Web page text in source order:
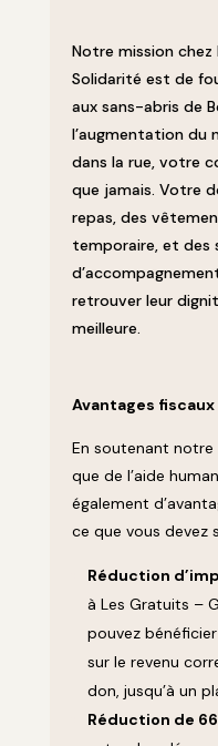
Notre mission
Solidarité est de
aux sans-abris de
l’augmentation du
dans la rue, votre
que jamais. Votre
repas, des
temporaire, et des
retrouver leur
meilleure.
Avantages
En soutenant notre
que de l’aide
également
ce que vous devez
Réduction
à Les Gratuits –
pouvez
sur le revenu
don, jusqu’à un
Réduction de